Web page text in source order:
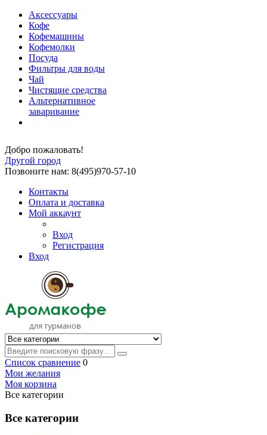
Аксессуары
Кофе
Кофемашины
Кофемолки
Посуда
Фильтры для воды
Чай
Чистящие средства
Альтернативное
заваривание
Добро пожаловать!
Другой город
Позвоните нам: 8(495)970-57-10
Контакты
Оплата и доставка
Мой аккаунт
Вход
Регистрация
Вход
Список сравнение 0
Мои желания
Моя корзина
Все категории
Все категории